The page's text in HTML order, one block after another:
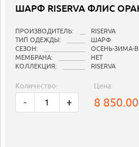
ШАРФ RISERVA ФЛИС
ПРОИЗВОДИТЕЛЬ:
RISERVA
ТИП ОДЕЖДЫ:
ШАРФ
СЕЗОН:
ОСЕНЬ-ЗИМА-
МЕМБРАНА:
НЕТ
КОЛЛЕКЦИЯ:
RISERVA
Количество:
- +
Цена:
8 850.00